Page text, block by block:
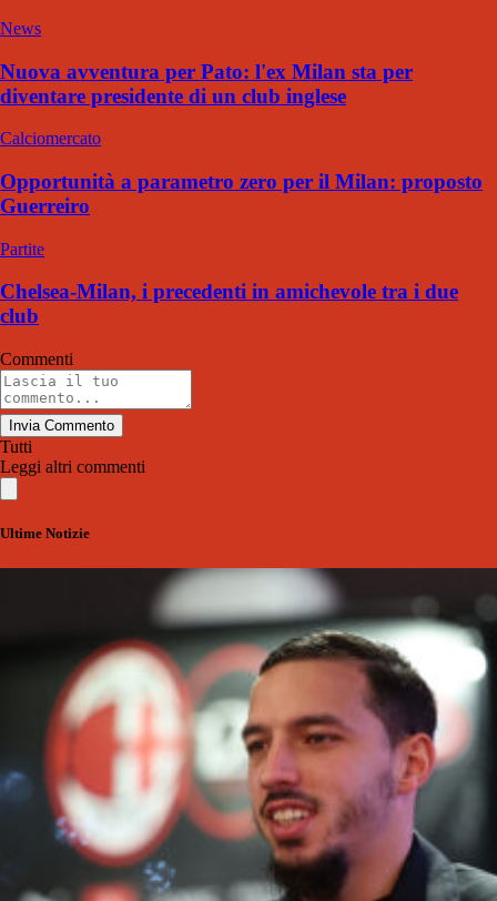
News
Nuova avventura per Pato: l'ex Milan sta per
diventare presidente di un club inglese
Calciomercato
Opportunità a parametro zero per il Milan: proposto
Guerreiro
Partite
Chelsea-Milan, i precedenti in amichevole tra i due
club
Commenti
Invia Commento
Tutti
Leggi altri commenti
Ultime Notizie